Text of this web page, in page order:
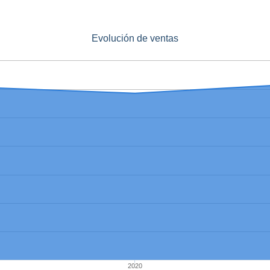
Evolución de ventas
2020